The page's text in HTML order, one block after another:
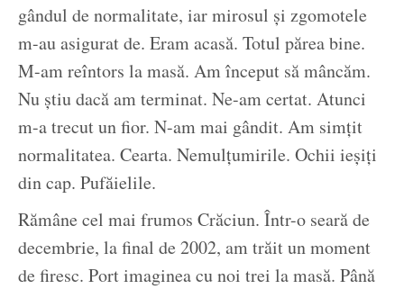
gândul de normalitate, iar mirosul și zgomotele
m-au asigurat de. Eram acasă. Totul părea bine.
M-am reîntors la masă. Am început să mâncăm.
Nu știu dacă am terminat. Ne-am certat. Atunci
m-a trecut un fior. N-am mai gândit. Am simțit
normalitatea. Cearta. Nemulțumirile. Ochii ieșiți
din cap. Pufăielile.
Rămâne cel mai frumos Crăciun. Într-o seară de
decembrie, la final de 2002, am trăit un moment
de firesc. Port imaginea cu noi trei la masă. Până